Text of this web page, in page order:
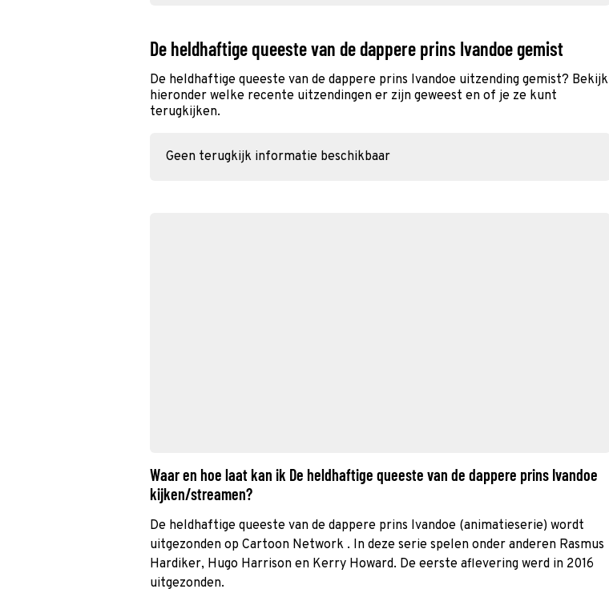
De heldhaftige queeste van de dappere prins Ivandoe gemist
De heldhaftige queeste van de dappere prins Ivandoe uitzending gemist? Bekijk
hieronder welke recente uitzendingen er zijn geweest en of je ze kunt
terugkijken.
Geen terugkijk informatie beschikbaar
Waar en hoe laat kan ik De heldhaftige queeste van de dappere prins Ivandoe
kijken/streamen?
De heldhaftige queeste van de dappere prins Ivandoe (animatieserie) wordt
uitgezonden op Cartoon Network . In deze serie spelen onder anderen Rasmus
Hardiker, Hugo Harrison en Kerry Howard. De eerste aflevering werd in 2016
uitgezonden.